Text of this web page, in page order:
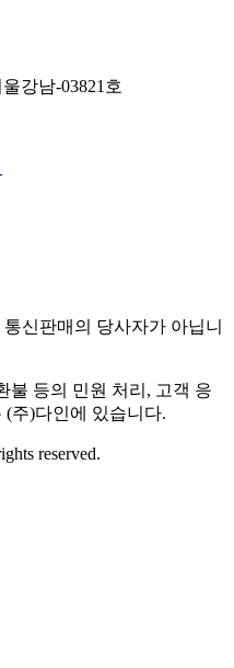
강남-03821호
신판매의 당사자가 아닙니
불 등의 민원 처리, 고객 응
주)다인에 있습니다.
reserved.